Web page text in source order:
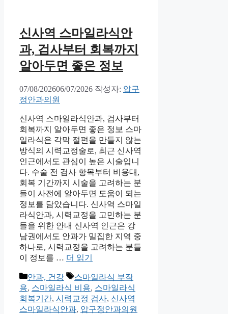
신사역 스마일라식안
과, 검사부터 회복까지
알아두면 좋은 정보
07/08/202606/07/2026 작성자: 압구
정안과의원
신사역 스마일라식안과, 검사부터
회복까지 알아두면 좋은 정보 스마
일라식은 각막 절편을 만들지 않는
방식의 시력교정술로, 최근 신사역
인근에서도 관심이 높은 시술입니
다. 수술 전 검사 항목부터 비용대,
회복 기간까지 시술을 고려하는 분
들이 사전에 알아두면 도움이 되는
정보를 담았습니다. 신사역 스마일
라식안과, 시력교정을 고민하는 분
들을 위한 안내 신사역 인근은 강
남권에서도 안과가 밀집한 지역 중
하나로, 시력교정을 고려하는 분들
이 정보를 … 더 읽기
카
테
고
리
안과, 건강
태
그
스마일라식 부작
용, 스마일라식 비용, 스마일라식
회복기간, 시력교정 검사, 신사역
스마일라식안과, 압구정안과의원